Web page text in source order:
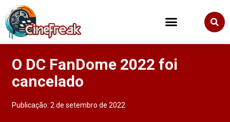
O DC FanDome 2022 foi
cancelado
Publicação:2 de setembro de 2022